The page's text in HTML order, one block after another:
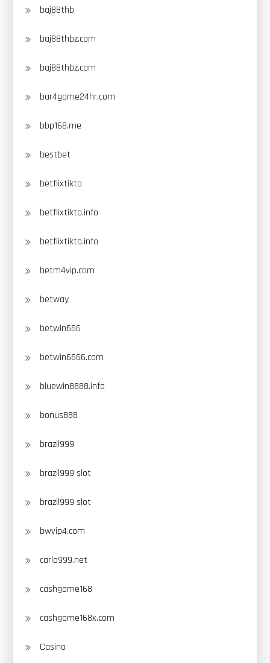
baj88thb
baj88thbz.com
baj88thbz.com
bar4game24hr.com
bbp168.me
bestbet
betflixtikto
betflixtikto.info
betflixtikto.info
betm4vip.com
betway
betwin666
betwin6666.com
bluewin8888.info
bonus888
brazil999
brazil999 slot
brazil999 slot
bwvip4.com
carlo999.net
cashgame168
cashgame168x.com
Casino